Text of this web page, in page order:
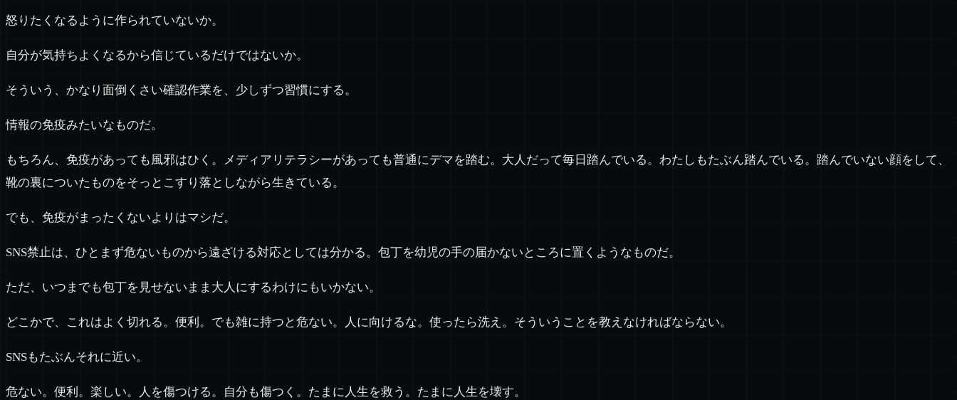
怒りたくなるように作られていないか。
自分が気持ちよくなるから信じているだけではないか。
そういう、かなり面倒くさい確認作業を、少しずつ習慣にする。
情報の免疫みたいなものだ。
もちろん、免疫があっても風邪はひく。メディアリテラシーがあっても普通にデマを踏む。大人だって毎日踏んでいる。わたしもたぶん踏んでいる。踏んでいない顔をして、
靴の裏についたものをそっとこすり落としながら生きている。
でも、免疫がまったくないよりはマシだ。
SNS禁止は、ひとまず危ないものから遠ざける対応としては分かる。包丁を幼児の手の届かないところに置くようなものだ。
ただ、いつまでも包丁を見せないまま大人にするわけにもいかない。
どこかで、これはよく切れる。便利。でも雑に持つと危ない。人に向けるな。使ったら洗え。そういうことを教えなければならない。
SNSもたぶんそれに近い。
危ない。便利。楽しい。人を傷つける。自分も傷つく。たまに人生を救う。たまに人生を壊す。